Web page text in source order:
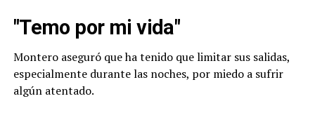
"Temo por mi vida"
Montero aseguró que ha tenido que limitar sus salidas,
especialmente durante las noches, por miedo a sufrir
algún atentado.